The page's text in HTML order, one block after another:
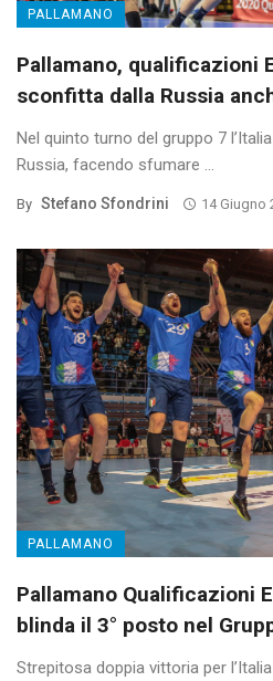
PALLAMANO
Pallamano, qualificazioni
sconfitta dalla Russia
Nel quinto turno del gruppo 7
Russia, facendo sfumare ...
By Stefano Sfondrini 14 Giugno
PALLAMANO
Pallamano Qualificazioni
blinda il 3° posto nel
Strepitosa doppia vittoria per